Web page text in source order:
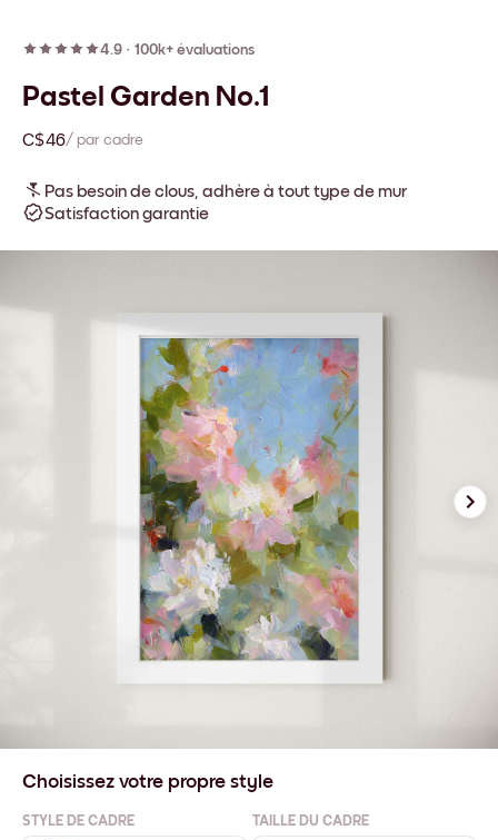
4.9 · 100k+ évaluations
Pastel Garden No.1
C$46/ par cadre
Pas besoin de clous, adhère à tout type de mur
Satisfaction garantie
Choisissez votre propre style
STYLE DE CADRE TAILLE DU CADRE